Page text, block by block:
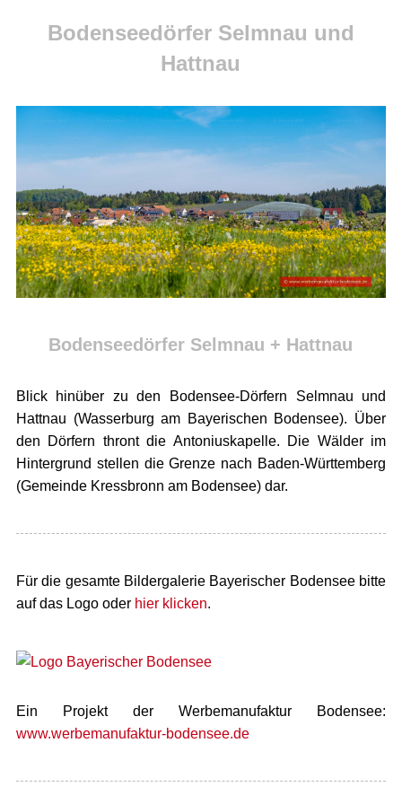
Bodenseedörfer Selmnau und
Hattnau
Bodenseedörfer Selmnau + Hattnau
Blick hinüber zu den Bodensee-Dörfern Selmnau und
Hattnau (Wasserburg am Bayerischen Bodensee). Über
den Dörfern thront die Antoniuskapelle. Die Wälder im
Hintergrund stellen die Grenze nach Baden-Württemberg
(Gemeinde Kressbronn am Bodensee) dar.
Für die gesamte Bildergalerie Bayerischer Bodensee bitte
auf das Logo oder hier klicken.
Ein Projekt der Werbemanufaktur Bodensee:
www.werbemanufaktur-bodensee.de